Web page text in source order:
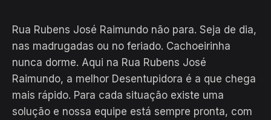
Rua Rubens José Raimundo não para. Seja de dia,
nas madrugadas ou no feriado. Cachoeirinha
nunca dorme. Aqui na Rua Rubens José
Raimundo, a melhor Desentupidora é a que chega
mais rápido. Para cada situação existe uma
solução e nossa equipe está sempre pronta, com